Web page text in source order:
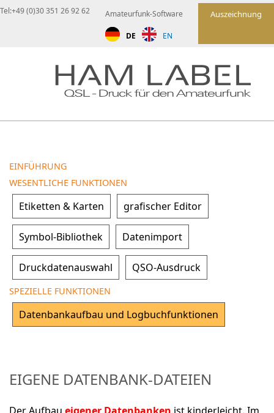
Auszeichnung
Amateurfunk-Software
DE EN
Tel:+49 (0)30 351 26 92 62
EINFÜHRUNG
WESENTLICHE FUNKTIONEN
Etiketten & Karten grafischer Editor
Symbol-Bibliothek Datenimport
Druckdatenauswahl QSO-Ausdruck
SPEZIELLE FUNKTIONEN
Datenbankaufbau und Logbuchfunktionen
EIGENE DATENBANK-DATEIEN